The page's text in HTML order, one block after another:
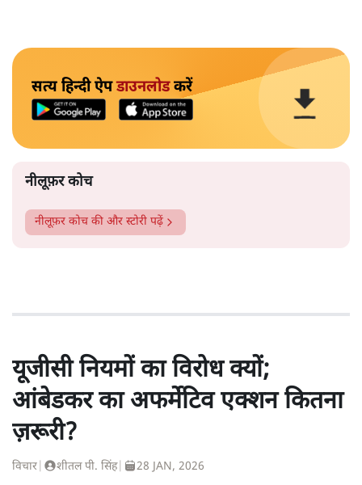
सत्य हिन्दी ऐपडाउनलोडकरें
नीलूफ़र कोच
नीलूफ़र कोच की और स्टोरी पढ़ें
यूजीसी नियमों का विरोध क्यों;
आंबेडकर का अफर्मेटिव एक्शन कितना
ज़रूरी?
विचार शीतल पी. सिंह| 28 JAN, 2026